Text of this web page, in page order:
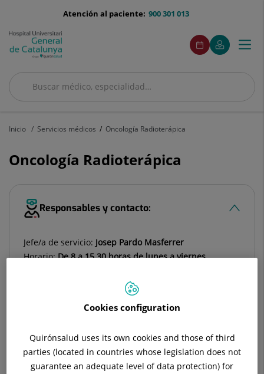
menu-
900 301 013
Atención al paciente:
Buscar
Buscar
menuAcceso
Pedir
cita
Este
enlace
se
en
Mi
Quirónsalud
Este
enlace
se
en
ventana
Menú
Inicio Servicios médicos Oncología Radioterápica
Oncología Radioterápica
Responsables y contacto:
Jefe/a de servicio: Josep Pardo Masferrer
Horario:De 8 a 15.30 horas de lunes a viernes
93 565 60 23 / 900 301 013
radioterapiahgc@quironsalud.es
Descripción Equipo Médico Enfermedades
Cookies configuration
Quirónsalud uses its own cookies and those of third
parties (located in countries whose legislation does not
guarantee an adequate level of data protection) for